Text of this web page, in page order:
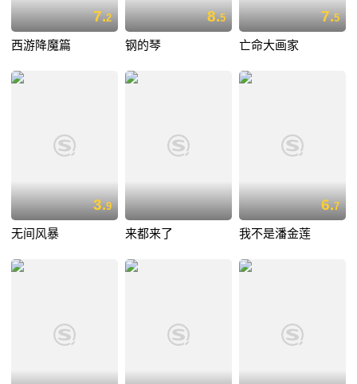
7.2
西游降魔篇
8.5
钢的琴
7.5
亡命大画家
3.9
无间风暴 来都来了
6.7
我不是潘金莲